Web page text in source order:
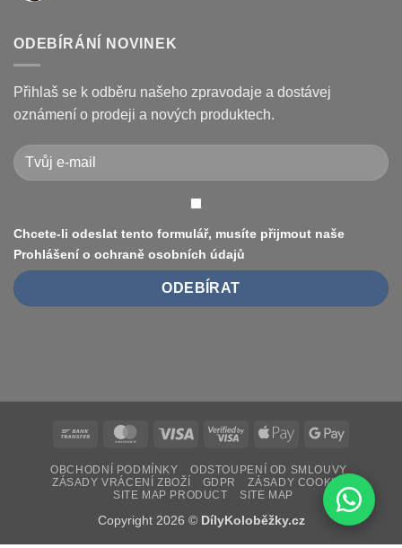
opravit
displeje
Xiaomi
Pro
a
jak
je
textu
s
vyměnit
pneumatiku
na
elektrokoloběžce
(8.5″
vs
10″,
duše
ODEBÍRÁNÍ NOVINEK
Přihlaš se k odběru našeho zpravodaje a dostávej
oznámení o prodeji a nových produktech.
Chcete-li odeslat tento formulář, musíte přijmout naše
Prohlášení o ochraně osobních údajů
Bank
MasterCardVisa
Visa
Apple
Google
OBCHODNÍ PODMÍNKY
ODSTOUPENÍ OD SMLOUVY
ZÁSADY VRÁCENÍ ZBOŽÍ
GDPR
ZÁSADY COOKIES
SITE MAP PRODUCT
SITE MAP
Copyright 2026 © DílyKoloběžky.cz